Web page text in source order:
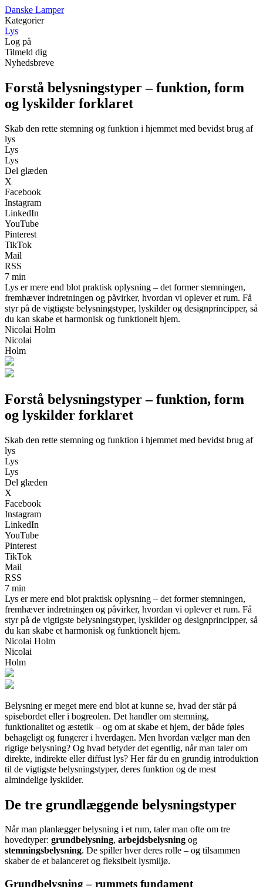
Danske Lamper
Kategorier
Lys
Log på
Tilmeld dig
Nyhedsbreve
Forstå belysningstyper – funktion, form
og lyskilder forklaret
Skab den rette stemning og funktion i hjemmet med bevidst brug af
lys
Lys
Lys
Del glæden
X
Facebook
Instagram
LinkedIn
YouTube
Pinterest
TikTok
Mail
RSS
7 min
Lys er mere end blot praktisk oplysning – det former stemningen,
fremhæver indretningen og påvirker, hvordan vi oplever et rum. Få
styr på de vigtigste belysningstyper, lyskilder og designprincipper, så
du kan skabe et harmonisk og funktionelt hjem.
Nicolai Holm
Nicolai
Holm
Forstå belysningstyper – funktion, form
og lyskilder forklaret
Skab den rette stemning og funktion i hjemmet med bevidst brug af
lys
Lys
Lys
Del glæden
X
Facebook
Instagram
LinkedIn
YouTube
Pinterest
TikTok
Mail
RSS
7 min
Lys er mere end blot praktisk oplysning – det former stemningen,
fremhæver indretningen og påvirker, hvordan vi oplever et rum. Få
styr på de vigtigste belysningstyper, lyskilder og designprincipper, så
du kan skabe et harmonisk og funktionelt hjem.
Nicolai Holm
Nicolai
Holm
Belysning er meget mere end blot at kunne se, hvad der står på
spisebordet eller i bogreolen. Det handler om stemning,
funktionalitet og æstetik – og om at skabe et hjem, der både føles
behageligt og fungerer i hverdagen. Men hvordan vælger man den
rigtige belysning? Og hvad betyder det egentlig, når man taler om
direkte, indirekte eller diffust lys? Her får du en grundig introduktion
til de vigtigste belysningstyper, deres funktion og de mest
almindelige lyskilder.
De tre grundlæggende belysningstyper
Når man planlægger belysning i et rum, taler man ofte om tre
hovedtyper: grundbelysning, arbejdsbelysning og
stemningsbelysning. De spiller hver deres rolle – og tilsammen
skaber de et balanceret og fleksibelt lysmiljø.
Grundbelysning – rummets fundament